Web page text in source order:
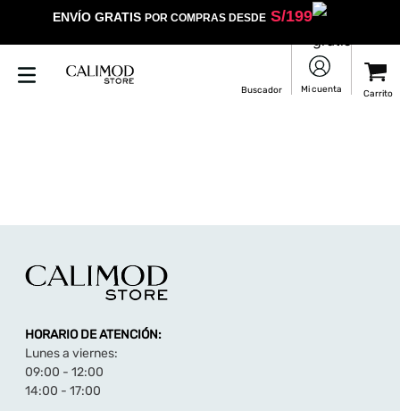
ENVÍO GRATIS POR COMPRAS DESDES/199
HORARIO DE ATENCIÓN:
Lunes a viernes:
09:00 - 12:00
14:00 - 17:00